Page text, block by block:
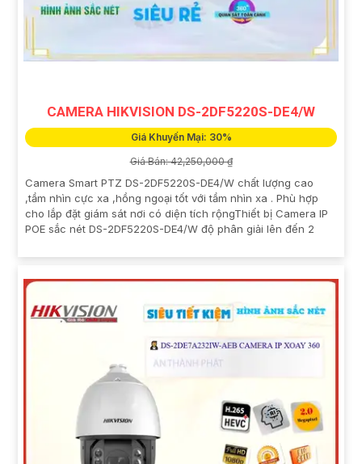
CAMERA HIKVISION DS-2DF5220S-DE4/W
Giá Khuyến Mại: 30%
Giá Bán: 42,250,000 ₫
Camera Smart PTZ DS-2DF5220S-DE4/W chất lượng cao
,tầm nhìn cực xa ,hồng ngoại tốt với tầm nhìn xa . Phù hợp
cho lắp đặt giám sát nơi có diện tích rộngThiết bị Camera IP
POE sắc nét DS-2DF5220S-DE4/W độ phân giải lên đến 2